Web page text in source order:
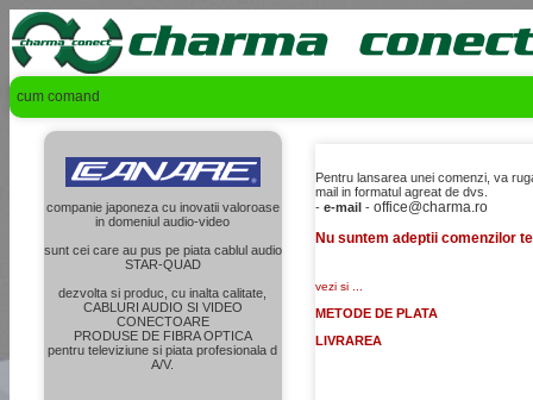
cum comand
companie japoneza cu inovatii valoroase
in domeniul audio-video
sunt cei care au pus pe piata cablul audio
STAR-QUAD
dezvolta si produc, cu inalta calitate,
CABLURI AUDIO SI VIDEO
CONECTOARE
PRODUSE DE FIBRA OPTICA
pentru televiziune si piata profesionala d
A/V.
Pentru lansarea unei comenzi, va
mail in formatul agreat de dvs.
- e-mail - office@charma.ro
Nu suntem adeptii comenzilor
vezi si ...
METODE DE PLATA
LIVRAREA